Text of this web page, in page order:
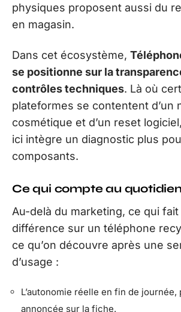
physiques proposent aussi du
en magasin.
Dans cet écosystème,
se positionne sur la
contrôles techniques. Là où
plateformes se contentent d’un
cosmétique et d’un reset
ici intègre un diagnostic plus
composants.
Ce qui compte au quotidien
Au-delà du marketing, ce qui fait
différence sur un téléphone
ce qu’on découvre après une
d’usage :
L’autonomie réelle en fin de journée,
annoncée sur la fiche.